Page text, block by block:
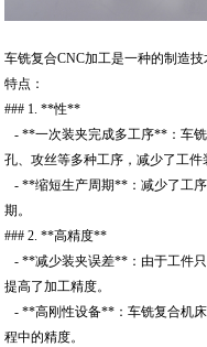
车铣复合CNC加工是一种的制造
特点：
### 1. **性**
- **一次装夹完成多工序**：车
孔、攻丝等多种工序，减少了工件
- **缩短生产周期**：减少了工
期。
### 2. **高精度**
- **减少装夹误差**：由于工件
提高了加工精度。
- **高刚性设备**：车铣复合机
程中的精度。